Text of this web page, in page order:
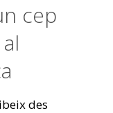
cep
des